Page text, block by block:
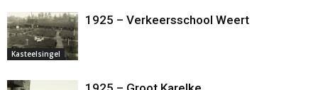
Kasteelsingel
1925 – Verkeersschool Weert